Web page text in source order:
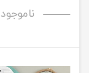
ناموجود